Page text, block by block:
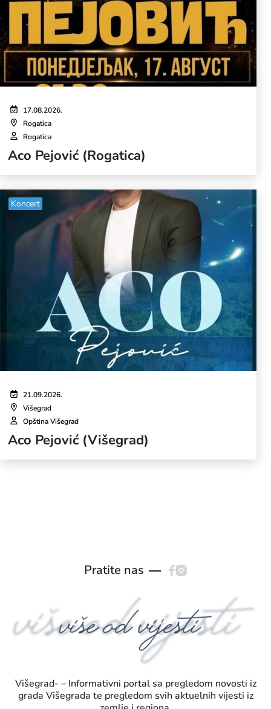
17.08.2026.
Rogatica
Rogatica
Aco Pejović (Rogatica)
Koncert
21.09.2026.
Višegrad
Opština Višegrad
Aco Pejović (Višegrad)
Pratite nas
Višegrad- – Informativni portal sa pregledom novosti iz
grada Višegrada te pregledom svih aktuelnih vijesti iz